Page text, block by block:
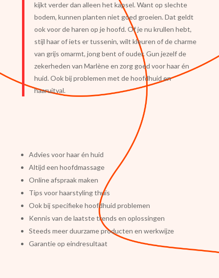
kijkt verder dan alleen het kapsel. Want op slechte
bodem, kunnen planten niet goed groeien. Dat geldt
ook voor de haren op je hoofd. Of je nu krullen hebt,
stijl haar of iets er tussenin, wilt kleuren of de charme
van grijs omarmt, jong bent of ouder. Gun jezelf de
zekerheden van Marlène en zorg goed voor haar én
huid. Ook bij problemen met de hoofdhuid en
haaruitval.
Advies voor haar én huid
Altijd een hoofdmassage
Online afspraak maken
Tips voor haarstyling thuis
Ook bij specifieke hoofdhuid problemen
Kennis van de laatste trends en oplossingen
Steeds meer duurzame producten en werkwijze
Garantie op eindresultaat